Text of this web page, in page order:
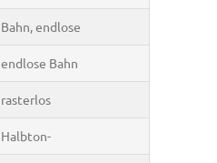
Bahn, endlose
endlose Bahn
rasterlos
Halbton-